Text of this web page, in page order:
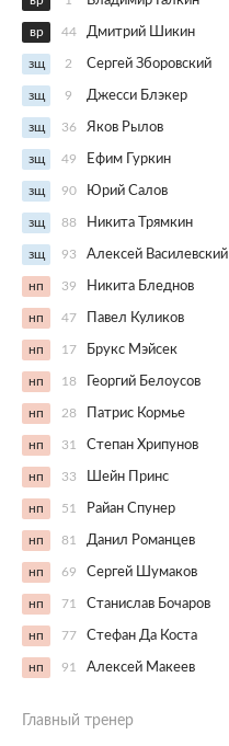
вр 44 Дмитрий Шикин
зщ 2 Сергей Зборовский
зщ 9 Джесси Блэкер
зщ 36 Яков Рылов
зщ 49 Ефим Гуркин
зщ 90 Юрий Салов
зщ 88 Никита Трямкин
зщ 93 Алексей Василевский
нп 39 Никита Бледнов
нп 47 Павел Куликов
нп 17 Брукс Мэйсек
нп 18 Георгий Белоусов
нп 28 Патрис Кормье
нп 31 Степан Хрипунов
нп 33 Шейн Принс
нп 51 Райан Спунер
нп 81 Данил Романцев
нп 69 Сергей Шумаков
нп 71 Станислав Бочаров
нп 77 Стефан Да Коста
нп 91 Алексей Макеев
Главный тренер